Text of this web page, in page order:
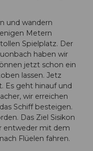
und wandern
Metern
Spielplatz. Der
haben wir
jetzt schon ein
lassen. Jetz
Es geht hinauf und
wir erreichen
Schiff besteigen.
Das Ziel Sisikon
entweder mit dem
Flüelen fahren.